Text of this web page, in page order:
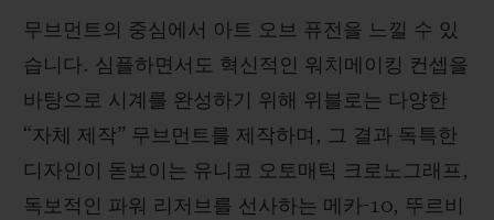
무브먼트의 중심에서 아트 오브 퓨전을 느낄 수 있
습니다. 심플하면서도 혁신적인 워치메이킹 컨셉을
바탕으로 시계를 완성하기 위해 위블로는 다양한
“자체 제작” 무브먼트를 제작하며, 그 결과 독특한
디자인이 돋보이는 유니코 오토매틱 크로노그래프,
독보적인 파워 리저브를 선사하는 메카-10, 뚜르비